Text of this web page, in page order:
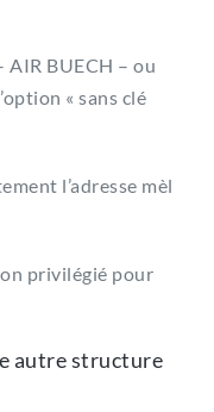
AIR BUECH – ou
« sans clé
l’adresse mèl
privilégié pour
autre structure